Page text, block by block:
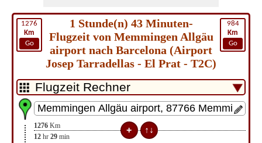
1276
Km
Go
984
Km
Go
1 Stunde(n) 43 Minuten-
Flugzeit von Memmingen Allgäu
airport nach Barcelona (Airport
Josep Tarradellas - El Prat - T2C)
1276 Km
12 hr 29 min